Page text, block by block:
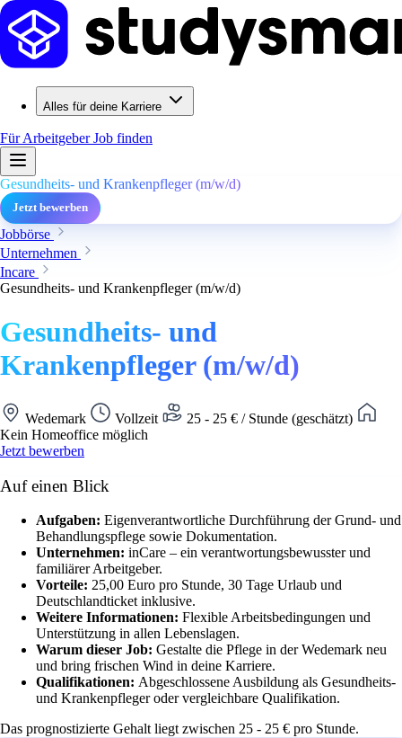
Alles für deine Karriere
Für ArbeitgeberJob finden
Gesundheits- und Krankenpfleger (m/w/d)
Jetzt bewerben
Jobbörse
Unternehmen
Incare
Gesundheits- und Krankenpfleger (m/w/d)
Gesundheits- und
Krankenpfleger (m/w/d)
Wedemark Vollzeit
25 - 25 € / Stunde (geschätzt)
Kein Homeoffice möglich
Jetzt bewerben
Auf einen Blick
Aufgaben: Eigenverantwortliche Durchführung der Grund- und
Behandlungspflege sowie Dokumentation.
Unternehmen: inCare – ein verantwortungsbewusster und
familiärer Arbeitgeber.
Vorteile: 25,00 Euro pro Stunde, 30 Tage Urlaub und
Deutschlandticket inklusive.
Weitere Informationen: Flexible Arbeitsbedingungen und
Unterstützung in allen Lebenslagen.
Warum dieser Job: Gestalte die Pflege in der Wedemark neu
und bring frischen Wind in deine Karriere.
Qualifikationen: Abgeschlossene Ausbildung als Gesundheits-
und Krankenpfleger oder vergleichbare Qualifikation.
Das prognostizierte Gehalt liegt zwischen 25 - 25 € pro Stunde.